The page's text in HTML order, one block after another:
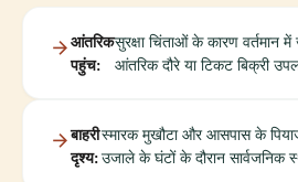
आंतरिक
पहुंच:
सुरक्षा चिंताओं के कारण वर्तमान
आंतरिक दौरे या टिकट बिक्री
बाहरी
दृश्य:
स्मारक मुखौटा और आसपास के
उजाले के घंटों के दौरान सार्वजनिक